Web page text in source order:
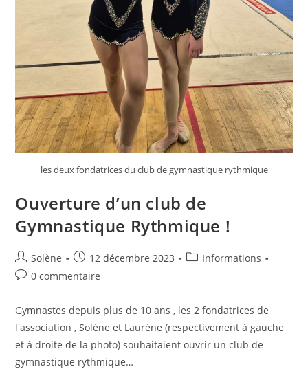
les deux fondatrices du club de gymnastique rythmique
Ouverture d’un club de
Gymnastique Rythmique !
Auteur/autrice
de
Solène
Publication
publiée :
12 décembre 2023
PostInformations
Commentaires
la
publication :
0 commentaire
Gymnastes depuis plus de 10 ans , les 2 fondatrices de
l'association , Solène et Laurène (respectivement à gauche
et à droite de la photo) souhaitaient ouvrir un club de
gymnastique rythmique…